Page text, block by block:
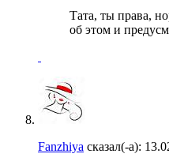
Тата, ты права,
об этом и
Fanzhiya сказал(-а):